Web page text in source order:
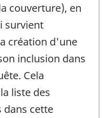
couverture), en
survient
création d'une
inclusion dans
Cela
liste des
dans cette